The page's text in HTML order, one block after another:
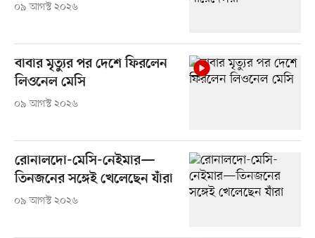
০৯ আগস্ট ২০২৬
বাবার মৃত্যুর পর দেশে ফিরলেন
লিওনেল মেসি
০৯ আগস্ট ২০২৬
রোনালদো-মেসি-নেইমার—
তিনজনের সঙ্গেই খেলেছেন যাঁরা
০৯ আগস্ট ২০২৬